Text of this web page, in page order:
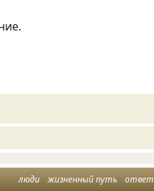
люди жизненный путь ответ